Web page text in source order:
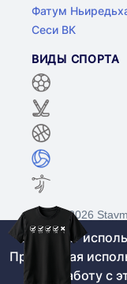
Фатум
Сеси ВК
ВИДЫ СПОРТА
©2017-2026
Для лиц
Этот сайт
Продолжая
работу с